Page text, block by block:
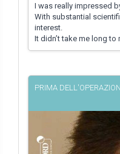
I was really impressed
With substantial
interest.
It didn’t take me long to
PRIMA